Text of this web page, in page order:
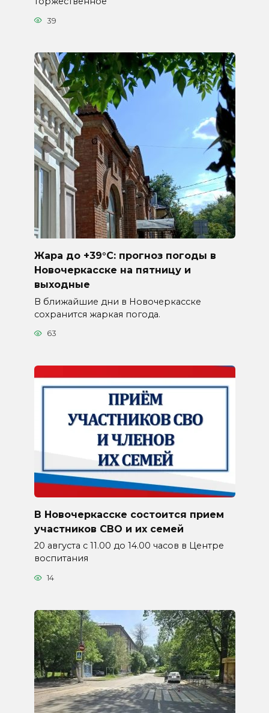
39
Жара до +39°C: прогноз погоды в
Новочеркасске на пятницу и
выходные
В ближайшие дни в Новочеркасске
сохранится жаркая погода.
63
В Новочеркасске состоится прием
участников СВО и их семей
20 августа с 11.00 до 14.00 часов в Центре
воспитания
14